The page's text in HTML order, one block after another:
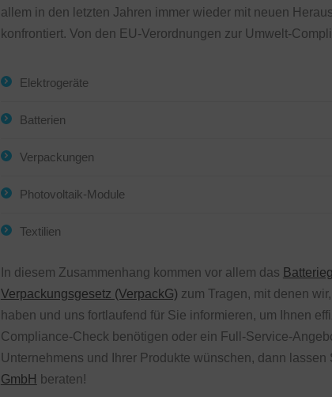
allem in den letzten Jahren immer wieder mit neuen
konfrontiert. Von den EU-Verordnungen zur Umwelt-
Elektrogeräte
Batterien
Verpackungen
Photovoltaik-Module
Textilien
In diesem Zusammenhang kommen vor allem das
Verpackungsgesetz (VerpackG) zum Tragen, mit denen
haben und uns fortlaufend für Sie informieren, um Ihnen
Compliance-Check benötigen oder ein Full-Service-
Unternehmens und Ihrer Produkte wünschen, dann
GmbH
beraten!